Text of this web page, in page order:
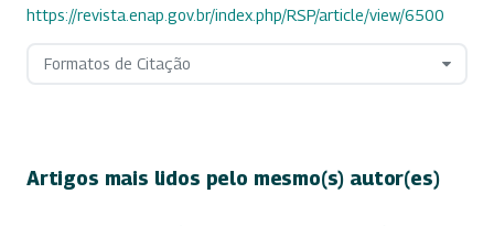
https://revista.enap.gov.br/index.php/RSP/article/view/6500
Formatos de Citação
Artigos mais lidos pelo mesmo(s) autor(es)